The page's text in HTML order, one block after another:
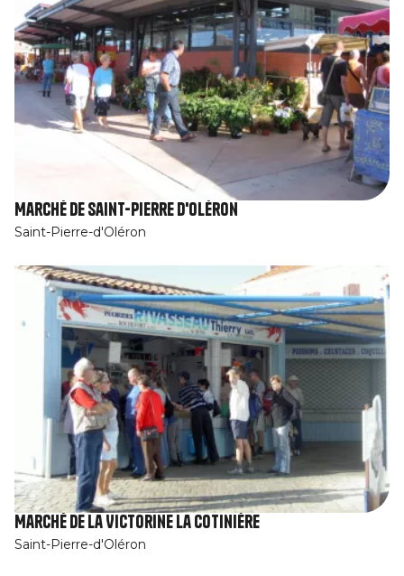
Marché de Saint-Pierre d'Oléron
Saint-Pierre-d'Oléron
Marché de La Victorine La Cotinière
Saint-Pierre-d'Oléron